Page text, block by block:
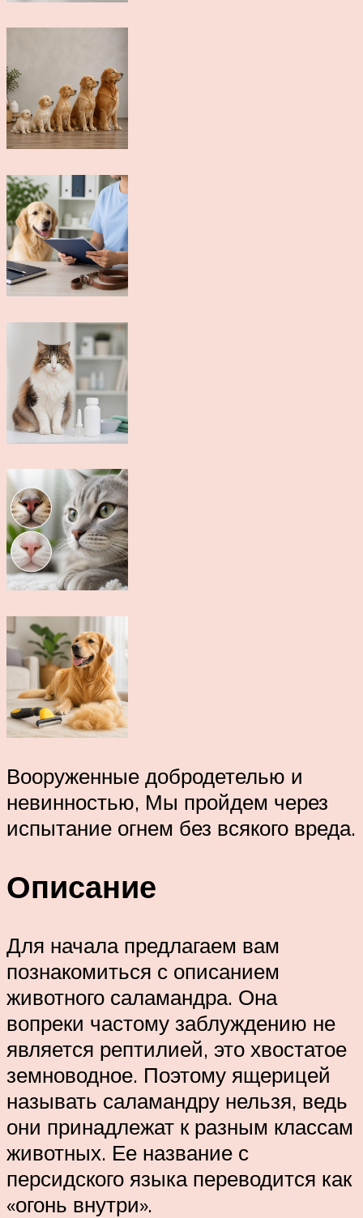
Вооруженные добродетелью и
невинностью, Мы пройдем через
испытание огнем без всякого вреда.
Описание
Для начала предлагаем вам
познакомиться с описанием
животного саламандра. Она
вопреки частому заблуждению не
является рептилией, это хвостатое
земноводное. Поэтому ящерицей
называть саламандру нельзя, ведь
они принадлежат к разным классам
животных. Ее название с
персидского языка переводится как
«огонь внутри».